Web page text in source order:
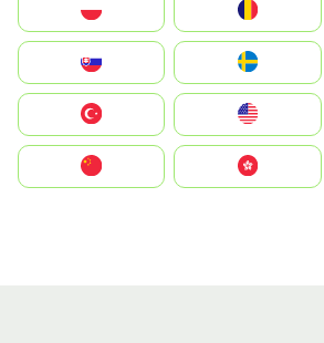
United States
中國香港特別行政區